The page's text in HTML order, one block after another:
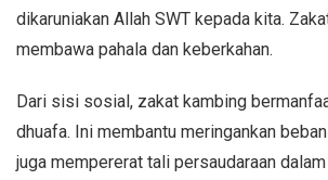
dikaruniakan Allah SWT kepada kita.
membawa pahala dan keberkahan.
Dari sisi sosial, zakat kambing
dhuafa. Ini membantu meringankan
juga mempererat tali persaudaraan